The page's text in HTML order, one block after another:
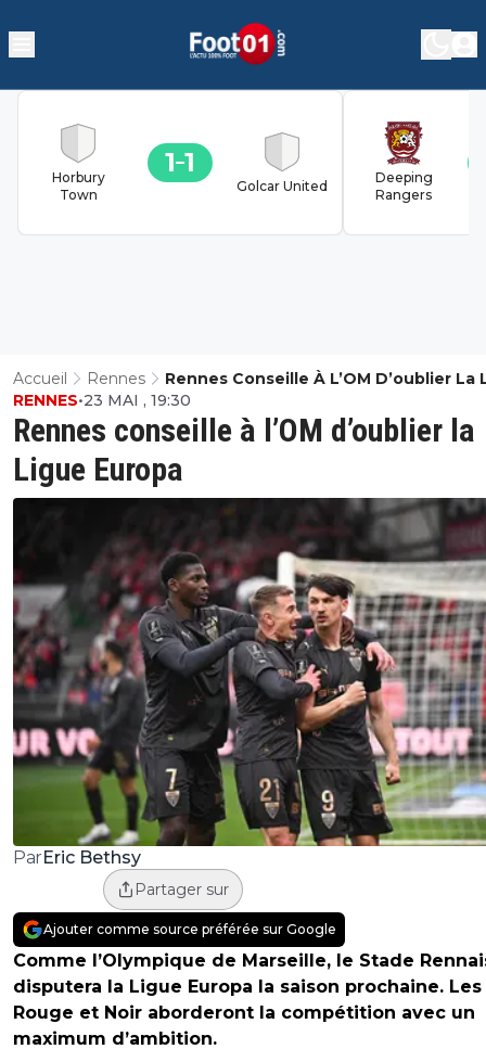
Horbury
Town
1 1
Golcar United
Deeping
Rangers
Accueil Rennes
Rennes Conseille À L’OM D’oublier La
Europa
Rennes conseille à l’OM d’oublier la
Ligue Europa
RENNES•23 MAI , 19:30
ParEric Bethsy
Partager sur
Ajouter comme source préférée sur Google
Comme l’Olympique de Marseille, le Stade
disputera la Ligue Europa la saison prochaine. Les
Rouge et Noir aborderont la compétition avec un
maximum d’ambition.